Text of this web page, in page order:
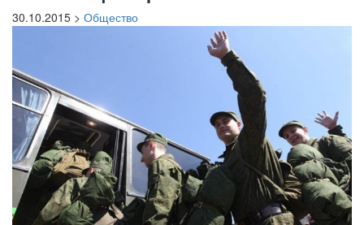
30.10.2015 > Общество